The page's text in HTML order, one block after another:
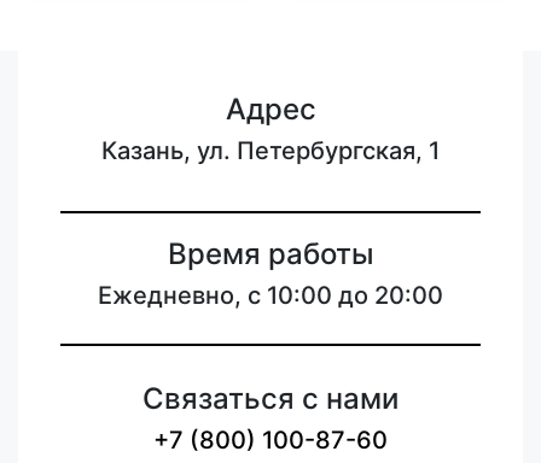
Адрес
Казань, ул. Петербургская, 1
Время работы
Ежедневно, с 10:00 до 20:00
Связаться с нами
+7 (800) 100-87-60